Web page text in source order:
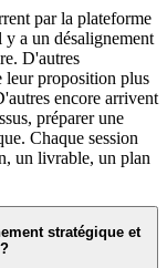
par la plateforme
a un désalignement
D'autres
leur proposition plus
encore arrivent
préparer une
Chaque session
un livrable, un plan
stratégique et